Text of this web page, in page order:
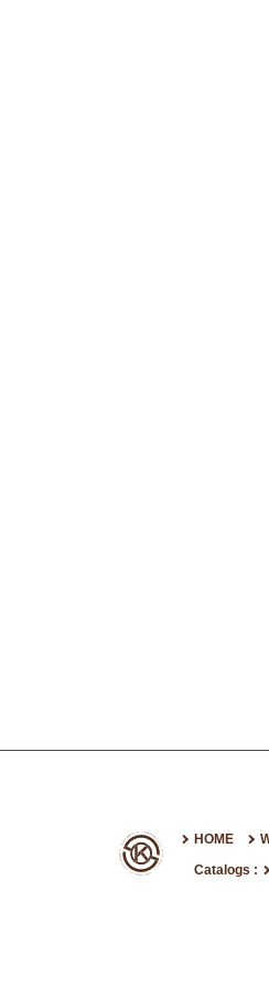
HOME
Catalogs :